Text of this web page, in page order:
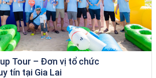
Tour – Đơn vị tổ chức
tín tại Gia Lai